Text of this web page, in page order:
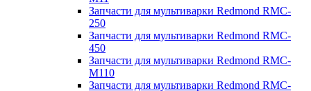
Запчасти для мультиварки Redmond RMC-
250
Запчасти для мультиварки Redmond RMC-
450
Запчасти для мультиварки Redmond RMC-
M110
Запчасти для мультиварки Redmond RMC-